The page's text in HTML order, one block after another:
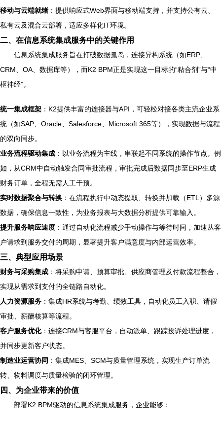
移动与云端就绪 ：提供响应式Web界面与移动端支持，并支持公有云、
私有云及混合云部署，适应多样化IT环境。
二、在信息系统集成服务中的关键作用
信息系统集成服务旨在打破数据孤岛，连接异构系统（如ERP、
CRM、OA、数据库等），而K2 BPM正是实现这一目标的“粘合剂”与“中
枢神经”。
统一集成框架 ：K2提供丰富的连接器与API，可轻松对接各类主流企业系
统（如SAP、Oracle、Salesforce、Microsoft 365等），实现数据与流程
的双向同步。
业务流程驱动集成 ：以业务流程为主线，串联起不同系统的操作节点。例
如，从CRM中自动触发合同审批流程，审批完成后数据同步至ERP生成
财务订单，全程无需人工干预。
实时数据聚合与转换 ：在流程执行中动态提取、转换并加载（ETL）多源
数据，确保信息一致性，为业务报表与大数据分析提供可靠输入。
提升服务响应速度 ：通过自动化流程减少手动操作与等待时间，加速从客
户请求到服务交付的周期，显著提升客户满意度与内部运营效率。
三、典型应用场景
财务与采购集成 ：将采购申请、预算审批、供应商管理及付款流程整合，
实现从需求到支付的全链路自动化。
人力资源服务 ：集成HR系统与考勤、绩效工具，自动化员工入职、请假
审批、薪酬核算等流程。
客户服务优化：连接CRM与客服平台，自动派单、跟踪投诉处理进度，
并同步更新客户状态。
制造业运营协同 ：集成MES、SCM与质量管理系统，实现生产订单流
转、物料调度与质量检验的闭环管理。
四、为企业带来的价值
部署K2 BPM驱动的信息系统集成服务，企业能够：